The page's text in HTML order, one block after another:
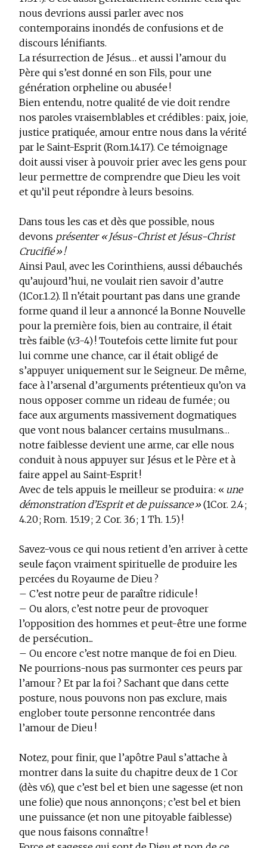
nous devrions aussi parler avec nos
contemporains inondés de confusions et de
discours lénifiants.
La résurrection de Jésus… et aussi l’amour du
Père qui s’est donné en son Fils, pour une
génération orpheline ou abusée !
Bien entendu, notre qualité de vie doit rendre
nos paroles vraisemblables et crédibles : paix, joie,
justice pratiquée, amour entre nous dans la vérité
par le Saint-Esprit (Rom.14.17). Ce témoignage
doit aussi viser à pouvoir prier avec les gens pour
leur permettre de comprendre que Dieu les voit
et qu’il peut répondre à leurs besoins.
Dans tous les cas et dès que possible, nous
devons présenter « Jésus-Christ et Jésus-Christ
Crucifié»!
Ainsi Paul, avec les Corinthiens, aussi débauchés
qu’aujourd’hui, ne voulait rien savoir d’autre
(1Cor.1.2). Il n’était pourtant pas dans une grande
forme quand il leur a annoncé la Bonne Nouvelle
pour la première fois, bien au contraire, il était
très faible (v.3-4) ! Toutefois cette limite fut pour
lui comme une chance, car il était obligé de
s’appuyer uniquement sur le Seigneur. De même,
face à l’arsenal d’arguments prétentieux qu’on va
nous opposer comme un rideau de fumée ; ou
face aux arguments massivement dogmatiques
que vont nous balancer certains musulmans…
notre faiblesse devient une arme, car elle nous
conduit à nous appuyer sur Jésus et le Père et à
faire appel au Saint-Esprit !
Avec de tels appuis le meilleur se produira : « une
démonstration d’Esprit et de puissance » (1Cor. 2.4 ;
4.20 ; Rom. 15.19 ; 2 Cor. 3.6 ; 1 Th. 1.5)!
Savez-vous ce qui nous retient d’en arriver à cette
seule façon vraiment spirituelle de produire les
percées du Royaume de Dieu ?
– C’est notre peur de paraître ridicule !
– Ou alors, c’est notre peur de provoquer
l’opposition des hommes et peut-être une forme
de persécution...
– Ou encore c’est notre manque de foi en Dieu.
Ne pourrions-nous pas surmonter ces peurs par
l’amour ? Et par la foi ? Sachant que dans cette
posture, nous pouvons non pas exclure, mais
englober toute personne rencontrée dans
l’amour de Dieu !
Notez, pour finir, que l’apôtre Paul s’attache à
montrer dans la suite du chapitre deux de 1 Cor
(dès v.6), que c’est bel et bien une sagesse (et non
une folie) que nous annonçons ; c’est bel et bien
une puissance (et non une pitoyable faiblesse)
que nous faisons connaître !